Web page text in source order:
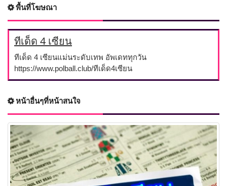
พื้นที่โฆษณา
ทีเด็ด 4 เซียน
ทีเด็ด 4 เซียนแม่นระดับเทพ อัพเดททุกวัน
https://www.polball.club/ทีเด็ด4เซียน
หน้าอื่นๆที่หน้าสนใจ